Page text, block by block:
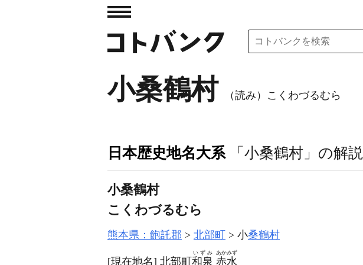
小桑鶴村 （読み）こくわづるむら
日本歴史地名大系 「小桑鶴村」の解説
小桑鶴村
こくわづるむら
熊本県：飽託郡 北部町 小桑鶴村
[現在地名] 北部町 和泉
いずみ
赤水
あかみず